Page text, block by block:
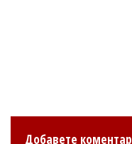
Добавете коментар